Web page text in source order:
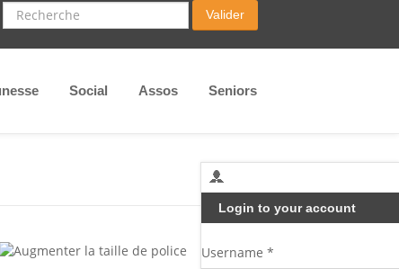
Recherche Valider
Social Assos Seniors
Login to your account
Username *